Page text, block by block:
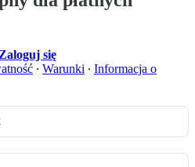
Zaloguj się
∙ Warunki ∙ Informacja o